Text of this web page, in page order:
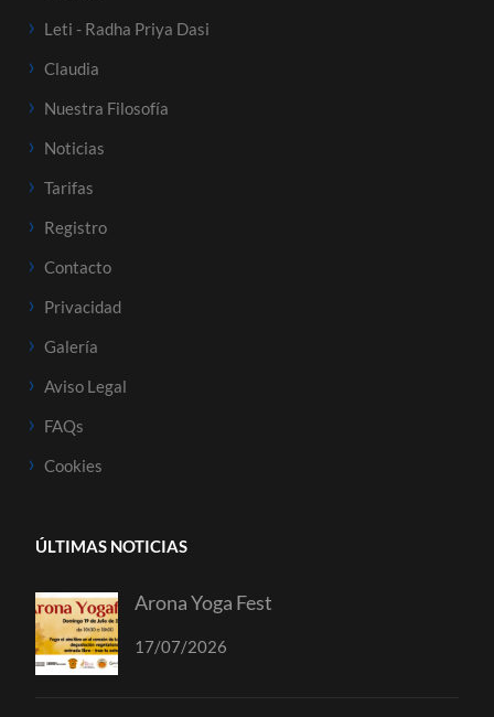
Leti - Radha Priya Dasi
Claudia
Nuestra Filosofía
Noticias
Tarifas
Registro
Contacto
Privacidad
Galería
Aviso Legal
FAQs
Cookies
ÚLTIMAS NOTICIAS
Arona Yoga Fest
17/07/2026